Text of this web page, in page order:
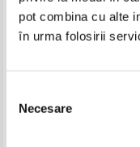
pot combina cu alte
în urma folosirii
consimțământului
Necesare
P. Penciu - Bauturi